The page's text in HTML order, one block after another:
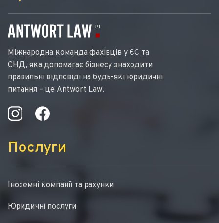
Міжнародна команда фахівців у ЄС та
СНД, яка допомагає бізнесу знаходити
правильні відповіді на будь-які юридичні
питання – це Antwort Law.
Послуги
Іноземні компанії та рахунки
Юридичні послуги